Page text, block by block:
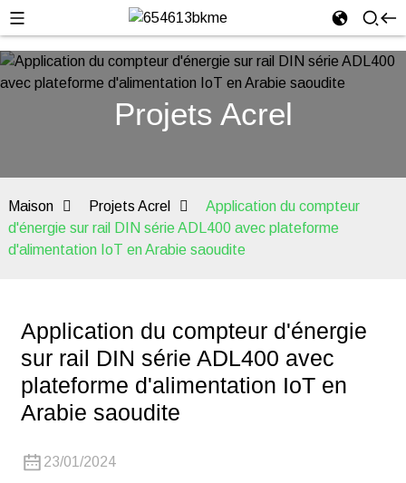
Projets Acrel
Maison Projets Acrel
Application du compteur
d'énergie sur rail DIN série ADL400 avec plateforme
d'alimentation IoT en Arabie saoudite
Application du compteur d'énergie
sur rail DIN série ADL400 avec
plateforme d'alimentation IoT en
Arabie saoudite
23/01/2024